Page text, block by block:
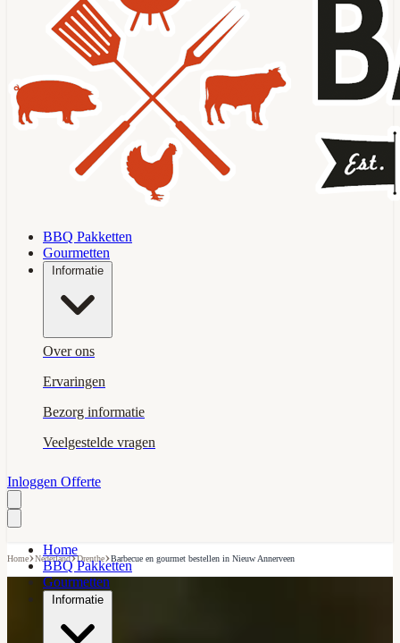
BBQ Pakketten
Gourmetten
Informatie
Over ons
Ervaringen
Bezorg informatie
Veelgestelde vragen
Inloggen Offerte
Home
BBQ Pakketten
Gourmetten
Informatie
Home›Nederland›Drenthe›Barbecue en gourmet bestellen in Nieuw Annerveen